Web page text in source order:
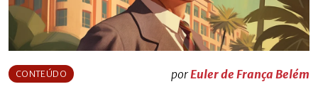
CONTEÚDO porEuler de França Belém